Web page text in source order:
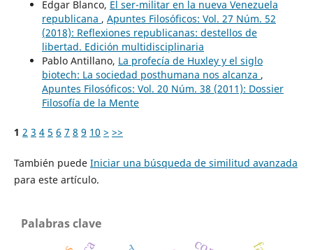
Edgar Blanco, El ser-militar en la nueva Venezuela
republicana , Apuntes Filosóficos: Vol. 27 Núm. 52
(2018): Reflexiones republicanas: destellos de
libertad. Edición multidisciplinaria
Pablo Antillano, La profecía de Huxley y el siglo
biotech: La sociedad posthumana nos alcanza ,
Apuntes Filosóficos: Vol. 20 Núm. 38 (2011): Dossier
Filosofía de la Mente
1 2 3 4 5 6 7 8 9 10 > >>
También puede Iniciar una búsqueda de similitud avanzada
para este artículo.
Palabras clave